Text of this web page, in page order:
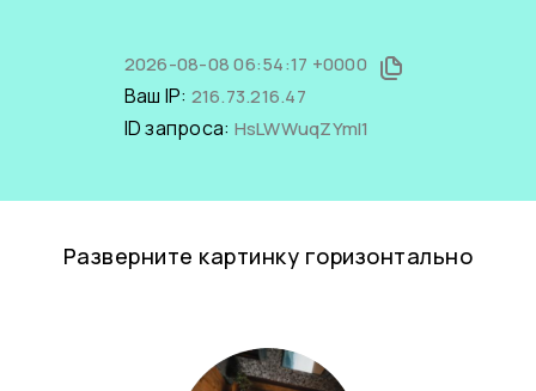
2026-08-08 06:54:17 +0000
Ваш IP: 216.73.216.47
ID запроса: HsLWWuqZYmI1
Разверните картинку горизонтально